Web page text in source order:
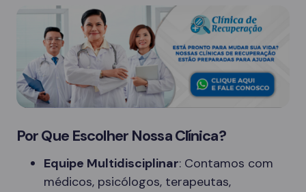
Por Que Escolher Nossa Clínica?
Equipe Multidisciplinar: Contamos com
médicos, psicólogos, terapeutas,